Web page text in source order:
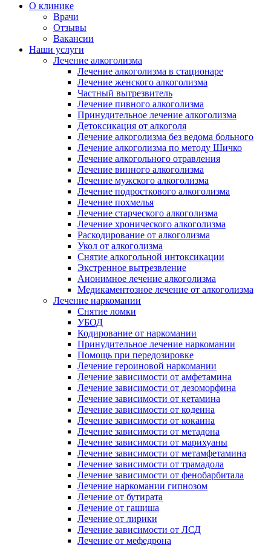
О клинике
Врачи
Отзывы
Вакансии
Наши услуги
Лечение алкоголизма
Лечение алкоголизма в стационаре
Лечение женского алкоголизма
Частный вытрезвитель
Лечение пивного алкоголизма
Принудительное лечение алкоголизма
Детоксикация от алкоголя
Лечение алкоголизма без ведома больного
Лечение алкоголизма по методу Шичко
Лечение алкогольного отравления
Лечение винного алкоголизма
Лечение мужского алкоголизма
Лечение подросткового алкоголизма
Лечение похмелья
Лечение старческого алкоголизма
Лечение хронического алкоголизма
Раскодирование от алкоголизма
Укол от алкоголизма
Снятие алкогольной интоксикации
Экстренное вытрезвление
Анонимное лечение алкоголизма
Медикаментозное лечение от алкоголизма
Лечение наркомании
Снятие ломки
УБОД
Кодирование от наркомании
Принудительное лечение наркомании
Помощь при передозировке
Лечение героиновой наркомании
Лечение зависимости от амфетамина
Лечение зависимости от дезоморфина
Лечение зависимости от кетамина
Лечение зависимости от кодеина
Лечение зависимости от кокаина
Лечение зависимости от метадона
Лечение зависимости от марихуаны
Лечение зависимости от метамфетамина
Лечение зависимости от трамадола
Лечение зависимости от фенобарбитала
Лечение наркомании гипнозом
Лечение от бутирата
Лечение от гашиша
Лечение от лирики
Лечение зависимости от ЛСД
Лечение от мефедрона